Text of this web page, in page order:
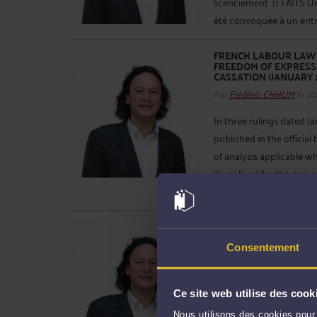
Consentement
Ce site web utilise des
Nous utilisons des cookies
été convoquée à un
FRENCH LABOUR
FREEDOM OF
CASSATION
Par Frédéric CHHUMle
In three rulings dated
published in the official
of analysis applicable
disciplined for the non-
LICENCIEMENT EN
ParFrédéric CHHUMle
bulletin, la Cour de